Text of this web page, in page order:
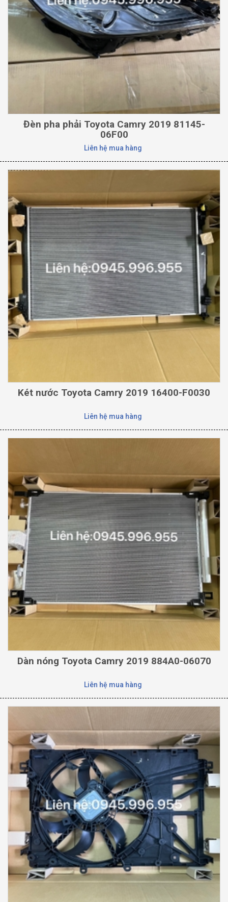
Đèn pha phải Toyota Camry 2019 81145-
06F00
Liên hệ mua hàng
Két nước Toyota Camry 2019 16400-F0030
Liên hệ mua hàng
Dàn nóng Toyota Camry 2019 884A0-06070
Liên hệ mua hàng